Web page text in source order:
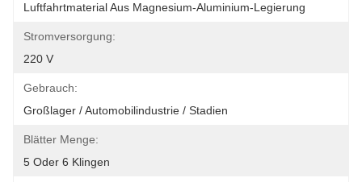
Luftfahrtmaterial Aus Magnesium-Aluminium-Legierung
Stromversorgung:
220 V
Gebrauch:
Großlager / Automobilindustrie / Stadien
Blätter Menge:
5 Oder 6 Klingen